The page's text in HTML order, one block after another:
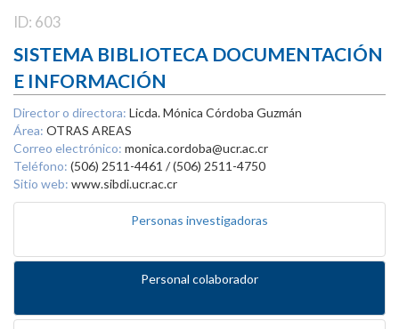
ID: 603
SISTEMA BIBLIOTECA DOCUMENTACIÓN
E INFORMACIÓN
Director o directora: Licda. Mónica Córdoba Guzmán
Área: OTRAS AREAS
Correo electrónico: monica.cordoba@ucr.ac.cr
Teléfono: (506) 2511-4461 / (506) 2511-4750
Sitio web: www.sibdi.ucr.ac.cr
Personas investigadoras
Personal colaborador